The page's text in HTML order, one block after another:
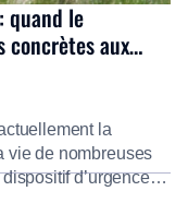
quand le
concrètes aux
la
vie de nombreuses
d’urgence